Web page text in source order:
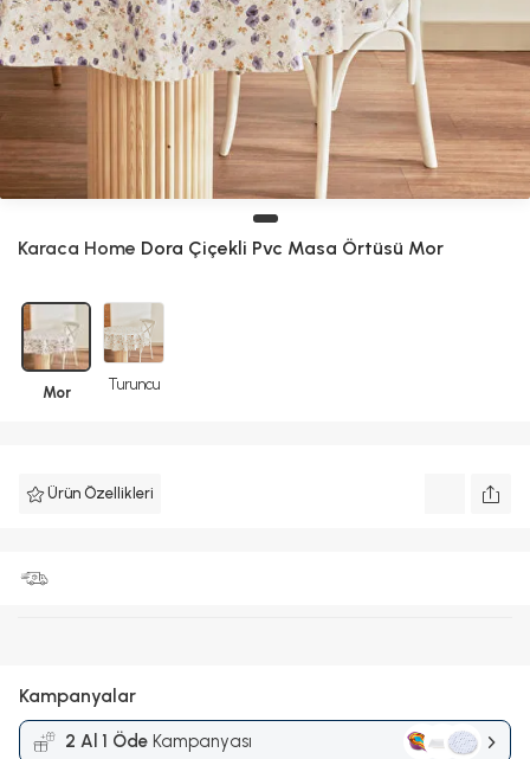
Karaca Home Dora Çiçekli Pvc Masa Örtüsü Mor
Mor Turuncu
Ürün Özellikleri
Kampanyalar
2 Al 1 Öde Kampanyası